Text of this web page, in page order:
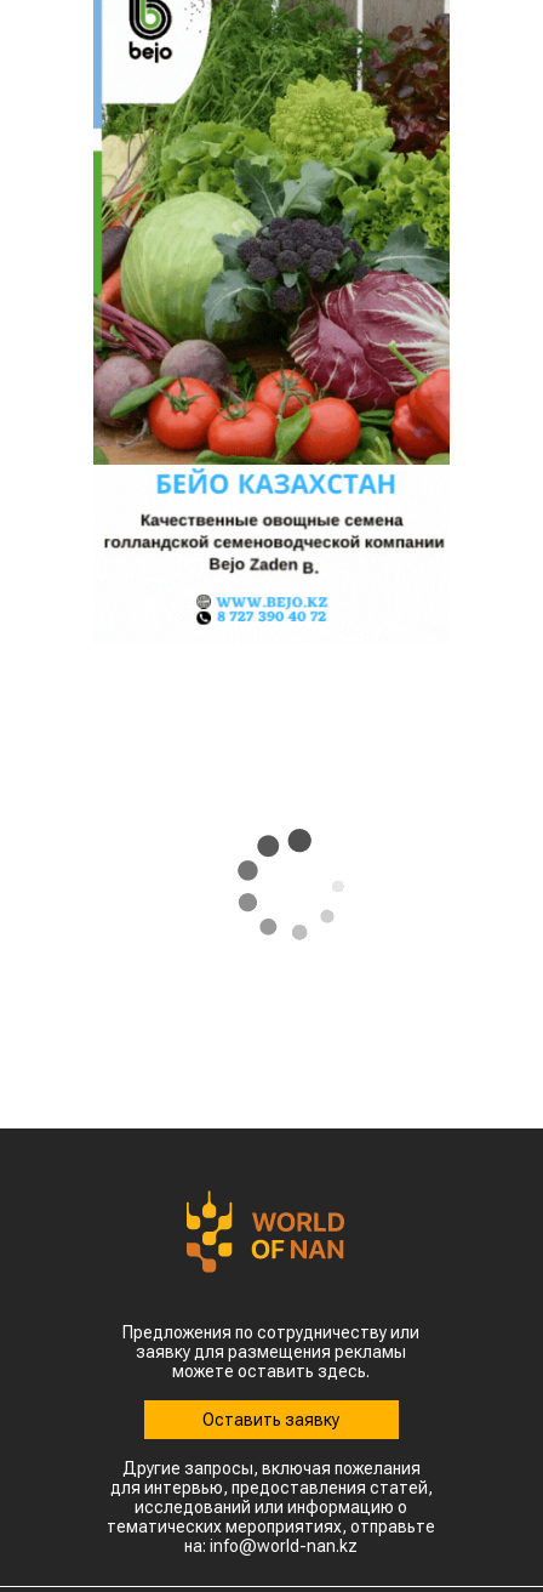
Предложения по сотрудничеству или
заявку для размещения рекламы
можете оставить здесь.
Оставить заявку
Другие запросы, включая пожелания
для интервью, предоставления статей,
исследований или информацию о
тематических мероприятиях, отправьте
на: info@world-nan.kz